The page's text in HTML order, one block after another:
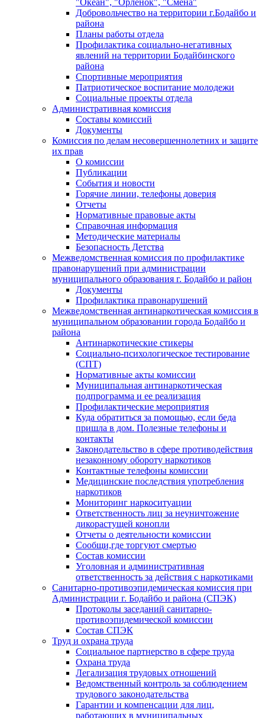
"Океан", "Орленок", "Смена"
Добровольчество на территории г.Бодайбо и
района
Планы работы отдела
Профилактика социально-негативных
явлений на территории Бодайбинского
района
Спортивные мероприятия
Патриотическое воспитание молодежи
Социальные проекты отдела
Административная комиссия
Составы комиссий
Документы
Комиссия по делам несовершеннолетних и защите
их прав
О комиссии
Публикации
События и новости
Горячие линии, телефоны доверия
Отчеты
Нормативные правовые акты
Справочная информация
Методические материалы
Безопасность Детства
Межведомственная комиссия по профилактике
правонарушений при администрации
муниципального образования г. Бодайбо и район
Документы
Профилактика правонарушений
Межведомственная антинаркотическая комиссия в
муниципальном образовании города Бодайбо и
района
Антинаркотические стикеры
Социально-психологическое тестирование
(СПТ)
Нормативные акты комиссии
Муниципальная антинаркотическая
подпрограмма и ее реализация
Профилактические мероприятия
Куда обратиться за помощью, если беда
пришла в дом. Полезные телефоны и
контакты
Законодательство в сфере противодействия
незаконному обороту наркотиков
Контактные телефоны комиссии
Медицинские последствия употребления
наркотиков
Мониторинг наркоситуации
Ответственность лиц за неуничтожение
дикорастущей конопли
Отчеты о деятельности комиссии
Сообщи,где торгуют смертью
Состав комиссии
Уголовная и административная
ответственность за действия с наркотиками
Санитарно-противоэпидемическая комиссия при
Администрации г. Бодайбо и района (СПЭК)
Протоколы заседаний санитарно-
противоэпидемической комиссии
Состав СПЭК
Труд и охрана труда
Социальное партнерство в сфере труда
Охрана труда
Легализация трудовых отношений
Ведомственный контроль за соблюдением
трудового законодательства
Гарантии и компенсации для лиц,
работающих в муниципальных